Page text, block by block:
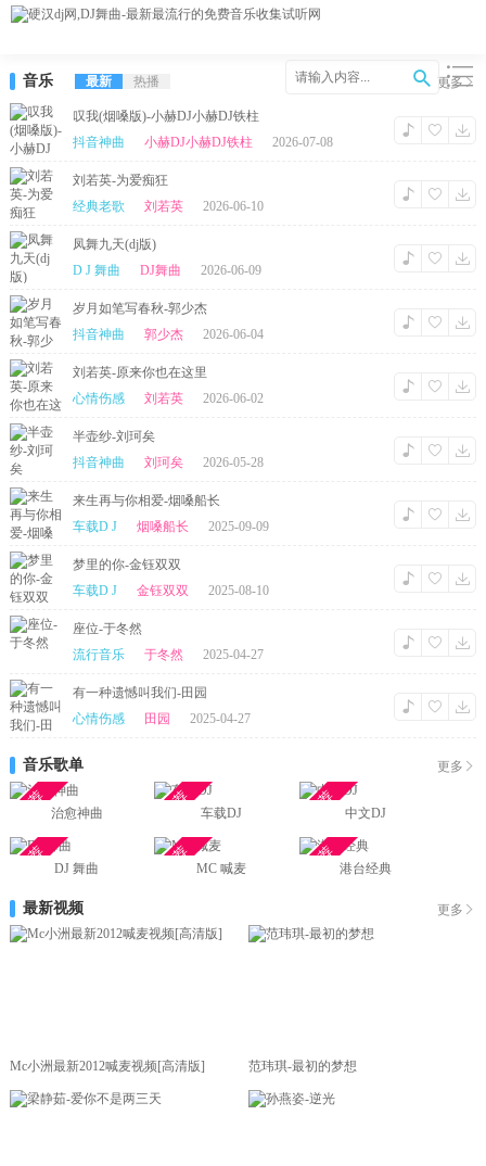
音乐 最新 热播 更多
叹我(烟嗓版)-小赫DJ小赫DJ铁柱
抖音神曲
小赫DJ小赫DJ铁柱 2026-07-08
刘若英-为爱痴狂
经典老歌
刘若英 2026-06-10
凤舞九天(dj版)
D J 舞曲
DJ舞曲 2026-06-09
岁月如笔写春秋-郭少杰
抖音神曲
郭少杰 2026-06-04
刘若英-原来你也在这里
心情伤感
刘若英 2026-06-02
半壶纱-刘珂矣
抖音神曲
刘珂矣 2026-05-28
来生再与你相爱-烟嗓船长
车载D J
烟嗓船长 2025-09-09
梦里的你-金钰双双
车载D J
金钰双双 2025-08-10
座位-于冬然
流行音乐
于冬然 2025-04-27
有一种遗憾叫我们-田园
心情伤感
田园 2025-04-27
音乐歌单 更多
推荐 治愈神曲 推荐 车载DJ 推荐 中文DJ
推荐 DJ 舞曲 推荐 MC 喊麦 推荐 港台经典
最新视频 更多
Mc小洲最新2012喊麦视频[高清版] 范玮琪-最初的梦想